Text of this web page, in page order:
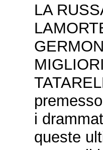
LA
i
queste